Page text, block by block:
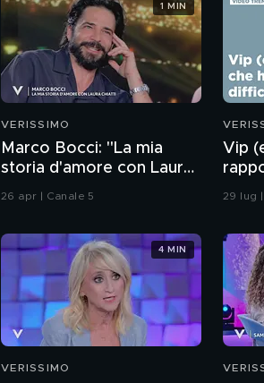
VERISSIMO
Marco Bocci: "La mia
storia d'amore con Laura
Chiatti"
26 apr | Canale 5
1 MIN
Vip
29 lug
VERISSIMO
4 MIN